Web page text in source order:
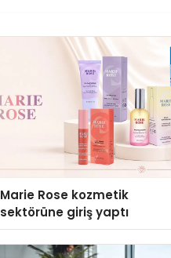
Marie Rose kozmetik
sektörüne giriş yaptı